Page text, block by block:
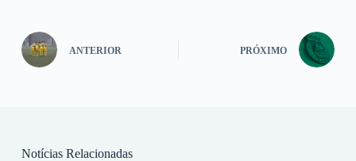
ANTERIOR PRÓXIMO
Notícias Relacionadas